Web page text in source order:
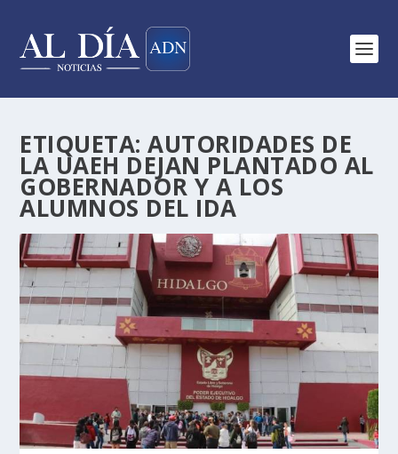
ETIQUETA:AUTORIDADES DE
LA UAEH DEJAN PLANTADO AL
GOBERNADOR Y A LOS
ALUMNOS DEL IDA